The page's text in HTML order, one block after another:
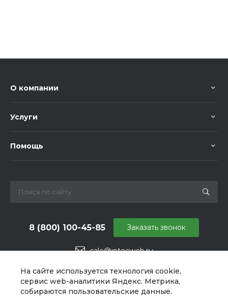
На сайте используется технология cookie,
сервис web-аналитики Яндекс. Метрика,
собираются пользовательские данные.
О компании
Услуги
Помощь
sale@intecweb.ru
8 (800) 100-45-85
г. Москва, ул. Даниловский Вал, 1
Заказать звонок